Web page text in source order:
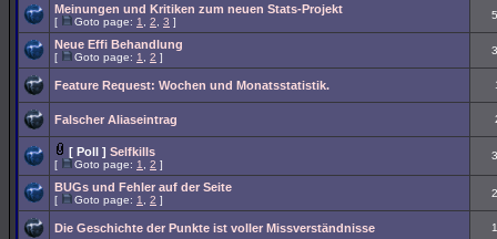
Meinungen und Kritiken zum neuen Stats-Projekt
[ Goto page: 1 2 3 ]
Neue Effi Behandlung
[ Goto page: 1 2 ]
Feature Request: Wochen und Monatsstatistik.
Falscher Aliaseintrag
[ Poll ] Selfkills
[ Goto page: 1 2 ]
BUGs und Fehler auf der Seite
[ Goto page: 1 2 ]
Die Geschichte der Punkte ist voller Missverständnisse